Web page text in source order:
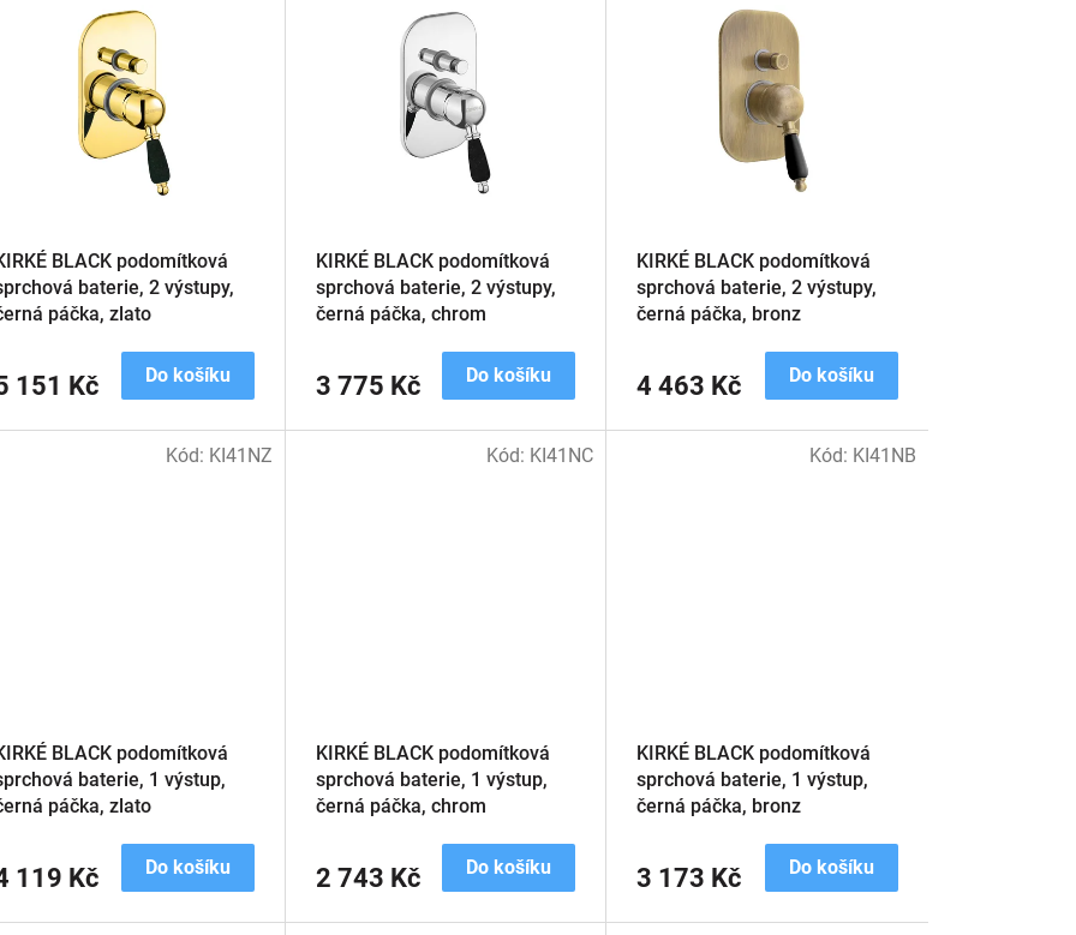
BLACK podomítková
baterie, 2 výstupy,
páčka, zlato
151 Kč Do košíku
KIRKÉ BLACK podomítková
sprchová baterie, 2 výstupy,
černá páčka, chrom
3 775 Kč Do košíku
KIRKÉ BLACK podomítková
sprchová baterie, 2 výstupy,
černá páčka, bronz
4 463 Kč Do košíku
BLACK podomítková
baterie, 1 výstup,
páčka, zlato
119 Kč Do košíku
Kód: KI41NZ
KIRKÉ BLACK podomítková
sprchová baterie, 1 výstup,
černá páčka, chrom
2 743 Kč Do košíku
Kód: KI41NC
KIRKÉ BLACK podomítková
sprchová baterie, 1 výstup,
černá páčka, bronz
3 173 Kč Do košíku
Kód: KI41NB